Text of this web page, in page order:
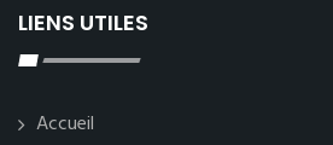
LIENS UTILES
Accueil